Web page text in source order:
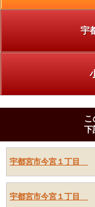
宇
こ
下
宇都宮市今宮１丁目
宇都宮市今宮１丁目